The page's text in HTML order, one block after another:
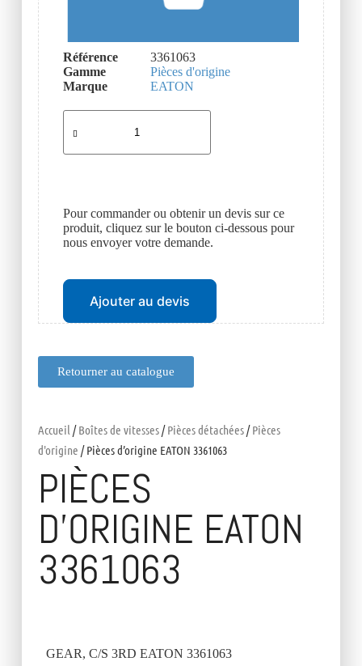
Retourner au catalogue
Accueil /Boîtes de vitesses/Pièces détachées/Pièces
d'origine / Pièces d’origine EATON 3361063
PIÈCES
D’ORIGINE EATON
3361063
GEAR, C/S 3RD EATON 3361063
Référence
3361063
Gamme
Pièces d'origine
Marque
EATON
Pour commander ou obtenir un devis sur ce
produit, cliquez sur le bouton ci-dessous pour
nous envoyer votre demande.
Ajouter au devis